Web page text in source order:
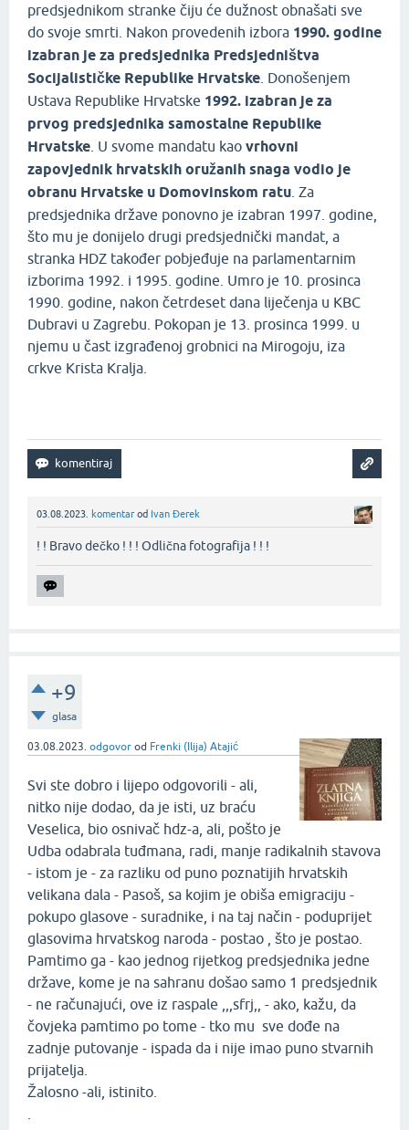
predsjednikom stranke čiju će dužnost obnašati sve
do svoje smrti. Nakon provedenih izbora 1990. godine
izabran je za predsjednika Predsjedništva
Socijalističke Republike Hrvatske . Donošenjem
Ustava Republike Hrvatske 1992. izabran je za
prvog predsjednika samostalne Republike
Hrvatske . U svome mandatu kao vrhovni
zapovjednik hrvatskih oružanih snaga vodio je
obranu Hrvatske u Domovinskom ratu . Za
predsjednika države ponovno je izabran 1997. godine,
što mu je donijelo drugi predsjednički mandat, a
stranka HDZ također pobjeđuje na parlamentarnim
izborima 1992. i 1995. godine. Umro je 10. prosinca
1990. godine, nakon četrdeset dana liječenja u KBC
Dubravi u Zagrebu. Pokopan je 13. prosinca 1999. u
njemu u čast izgrađenoj grobnici na Mirogoju, iza
crkve Krista Kralja.
03.08.2023. komentar od Ivan Đerek
! ! Bravo dečko ! ! ! Odlična fotografija ! ! !‌
+9
glasa
03.08.2023. odgovor od Frenki (Ilija) Atajić
Svi ste dobro i lijepo odgovorili - ali,
nitko nije dodao, da je isti, uz braću
Veselica, bio osnivač hdz-a, ali, pošto je
Udba odabrala tuđmana, radi, manje radikalnih stavova
- istom je - za razliku od puno poznatijih hrvatskih
velikana dala - Pasoš, sa kojim je obiša emigraciju -
pokupo glasove - suradnike, i na taj način - poduprijet
glasovima hrvatskog naroda - postao , što je postao.
Pamtimo ga - kao jednog rijetkog predsjednika jedne
države, kome je na sahranu došao samo 1 predsjednik
- ne računajući, ove iz raspale ,,,sfrj,, - ako, kažu, da
čovjeka pamtimo po tome - tko mu sve dođe na
zadnje putovanje - ispada da i nije imao puno stvarnih
prijatelja.
Žalosno -ali, istinito.